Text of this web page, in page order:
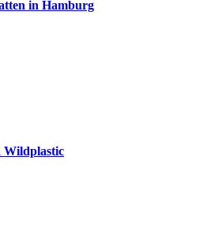
in Hamburg
Wildplastic